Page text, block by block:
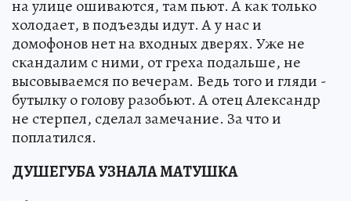
на улице ошиваются, там пьют. А как только
холодает, в подъезды идут. А у нас и
домофонов нет на входных дверях. Уже не
скандалим с ними, от греха подальше, не
высовываемся по вечерам. Ведь того и гляди -
бутылку о голову разобьют. А отец Александр
не стерпел, сделал замечание. За что и
поплатился.
ДУШЕГУБА УЗНАЛА МАТУШКА